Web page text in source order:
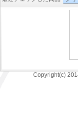
Copyright(c)